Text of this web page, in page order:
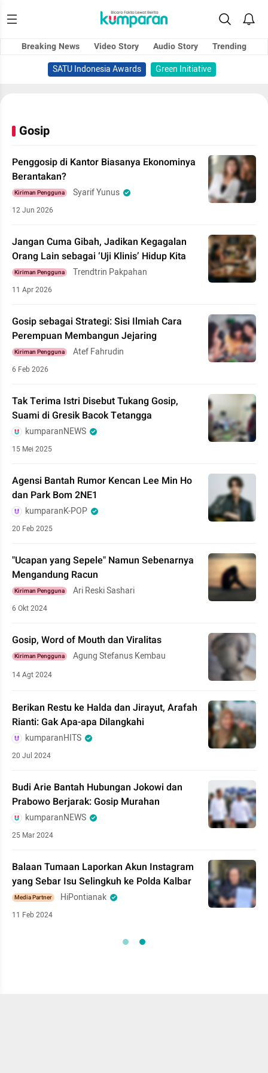
Breaking News Video Story Audio Story
Trending
SATU Indonesia Awards
Green Initiative
Gosip
Penggosip di Kantor Biasanya Ekonominya
Berantakan?
Kiriman Pengguna Syarif Yunus
12 Jun 2026
Jangan Cuma Gibah, Jadikan Kegagalan
Orang Lain sebagai ‘Uji Klinis’ Hidup Kita
Kiriman Pengguna Trendtrin Pakpahan
11 Apr 2026
Gosip sebagai Strategi: Sisi Ilmiah Cara
Perempuan Membangun Jejaring
Kiriman Pengguna Atef Fahrudin
6 Feb 2026
Tak Terima Istri Disebut Tukang Gosip,
Suami di Gresik Bacok Tetangga
kumparanNEWS
15 Mei 2025
Agensi Bantah Rumor Kencan Lee Min Ho
dan Park Bom 2NE1
kumparanK-POP
20 Feb 2025
"Ucapan yang Sepele" Namun Sebenarnya
Mengandung Racun
Kiriman Pengguna Ari Reski Sashari
6 Okt 2024
Gosip, Word of Mouth dan Viralitas
Kiriman Pengguna Agung Stefanus Kembau
14 Agt 2024
Berikan Restu ke Halda dan Jirayut, Arafah
Rianti: Gak Apa-apa Dilangkahi
kumparanHITS
20 Jul 2024
Budi Arie Bantah Hubungan Jokowi dan
Prabowo Berjarak: Gosip Murahan
kumparanNEWS
25 Mar 2024
Balaan Tumaan Laporkan Akun Instagram
yang Sebar Isu Selingkuh ke Polda Kalbar
Media Partner HiPontianak
11 Feb 2024